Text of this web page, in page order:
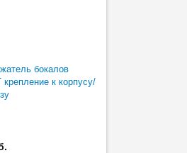
бокалов
крепление к корпусу/